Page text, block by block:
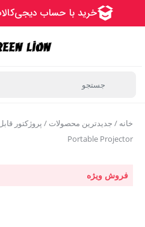
خانه / جدیدترین محصولات
Portable Projector
فروش ویژه